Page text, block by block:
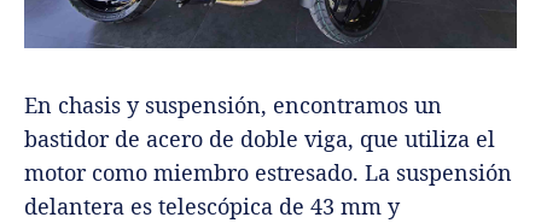
En chasis y suspensión, encontramos un
bastidor de acero de doble viga, que utiliza el
motor como miembro estresado. La suspensión
delantera es telescópica de 43 mm y